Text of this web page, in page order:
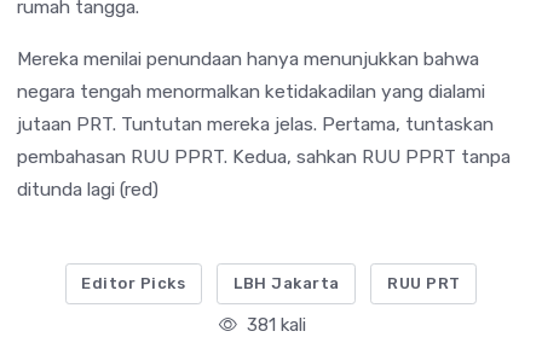
rumah tangga.
Mereka menilai penundaan hanya menunjukkan bahwa
negara tengah menormalkan ketidakadilan yang dialami
jutaan PRT. Tuntutan mereka jelas. Pertama, tuntaskan
pembahasan RUU PPRT. Kedua, sahkan RUU PPRT tanpa
ditunda lagi (red)
Editor Picks LBH Jakarta RUU PRT
381 kali